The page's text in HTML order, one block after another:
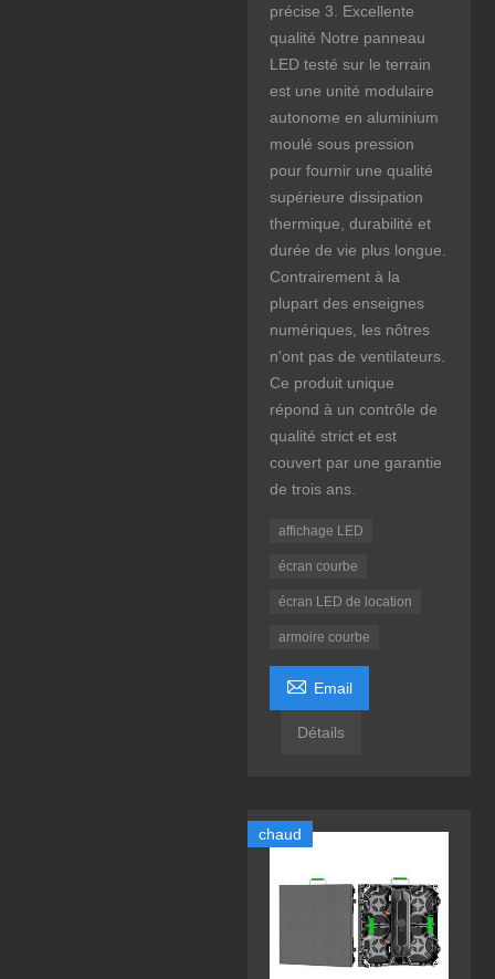
précise 3. Excellente
qualité Notre panneau
LED testé sur le terrain
est une unité modulaire
autonome en aluminium
moulé sous pression
pour fournir une qualité
supérieure dissipation
thermique, durabilité et
durée de vie plus longue.
Contrairement à la
plupart des enseignes
numériques, les nôtres
n'ont pas de ventilateurs.
Ce produit unique
répond à un contrôle de
qualité strict et est
couvert par une garantie
de trois ans.
affichage LED
écran courbe
écran LED de location
armoire courbe
 Email
Détails
chaud